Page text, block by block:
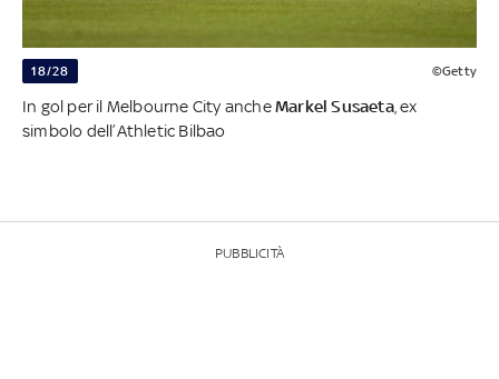
18/28 ©Getty
In gol per il Melbourne City ancheMarkel Susaeta, ex
simbolo dell’Athletic Bilbao
PUBBLICITÀ